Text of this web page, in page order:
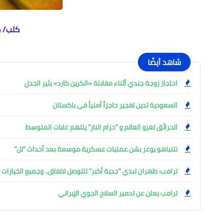
كتب/
شاهد أيضًا
احتجاز زوجة جندي أثناء مقابلة «الكرين كارد» يثير الجدل
السعودية تدين تفجير حاجزاً أمنياً فى باكستان
الحرائق تغزو العالم و "حزام النار" يلتهم غابات المتوسط
نتنياهو يوعز بشن عمليات عسكرية موسعة بعد أحداث "تل"
ترامب: طهران تبدي "جدية أكبر" للتوصل لاتفاق.. وجميع
ترامب يعلن عن تدمير السلاح الجوي الإيراني